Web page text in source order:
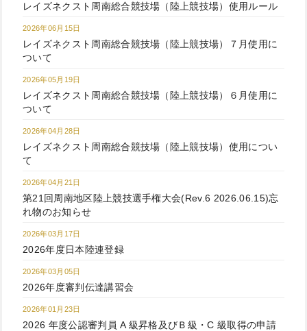
レイズネクスト周南総合競技場（陸上競技場）使用ルール
2026年06月15日
レイズネクスト周南総合競技場（陸上競技場）７月使用に
ついて
2026年05月19日
レイズネクスト周南総合競技場（陸上競技場）６月使用に
ついて
2026年04月28日
レイズネクスト周南総合競技場（陸上競技場）使用につい
て
2026年04月21日
第21回周南地区陸上競技選手権大会(Rev.6 2026.06.15)忘
れ物のお知らせ
2026年03月17日
2026年度日本陸連登録
2026年03月05日
2026年度審判伝達講習会
2026年01月23日
2026 年度公認審判員 A 級昇格及びＢ級・C 級取得の申請